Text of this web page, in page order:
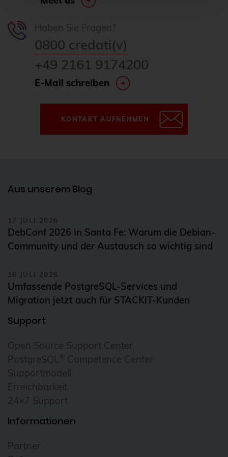
CNCF
Community
Config Management Camp
Configmap
Container
Cryptomator
Daemonset
Daten-Tiering
Datenschutz
DebConf
debconf24
debezium
Debian
debian 11
debian 13
Deployment
0800 credati(v)
+49 2161 9174200
E-Mail schreiben
KONTAKT AUFNEHMEN
Aus unserem Blog
17 JULI 2026
DebConf 2026 in Santa Fe: Warum die Debian-
Community und der Austausch so wichtig sind
16 JULI 2026
Umfassende PostgreSQL-Services und
Migration jetzt auch für STACKIT-Kunden
Support
Open Source Support Center
PostgreSQL ® Competence Center
Supportmodell
Erreichbarkeit
24×7 Support
Informationen
Partner